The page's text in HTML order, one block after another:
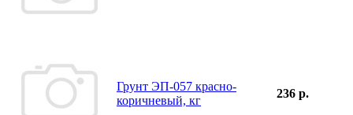
Грунт ЭП-057 красно-
коричневый, кг
236 р.